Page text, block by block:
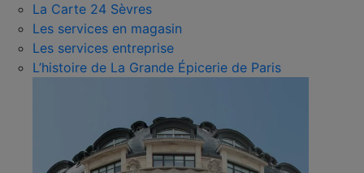
La Carte 24 Sèvres
Les services en magasin
Les services entreprise
L’histoire de La Grande Épicerie de Paris